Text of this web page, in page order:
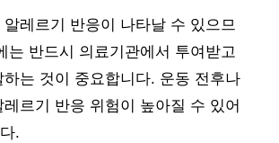
레르기 반응이 나타날 수 있으므
는 반드시 의료기관에서 투여받고
하는 것이 중요합니다. 운동 전후나
르기 반응 위험이 높아질 수 있어
.